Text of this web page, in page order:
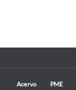
Acervo PME